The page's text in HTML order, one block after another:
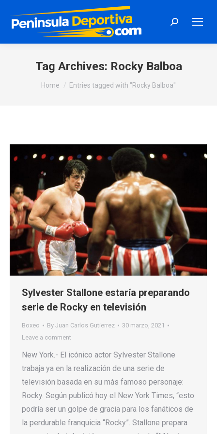
Search:
Tag Archives: Rocky Balboa
You are here:
Home Entries tagged with "Rocky Balboa"
Sylvester Stallone estaría preparando
serie de Rocky en televisión
Boxeo By Juan Carlos Gutierrez
30 marzo, 2021
Leave a comment
New York.- El icónico actor Sylvester Stallone
trabaja ya en la realización de una serie de
televisión basada en su más famoso personaje:
Rocky. Según publicó hoy el New York Times, “esto
podría ser un golpe de gracia para los fanáticos de
la perdurable franquicia “Rocky”. Stallone prepara